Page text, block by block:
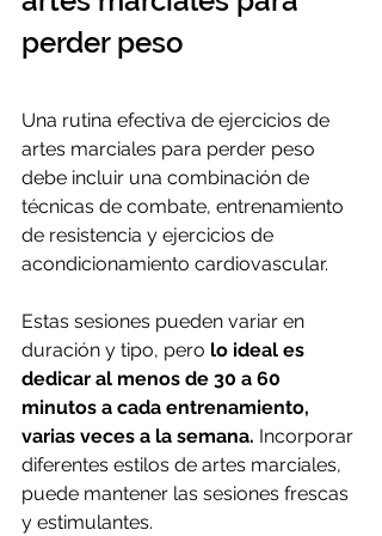
perder peso
Una rutina efectiva de ejercicios de
artes marciales para perder peso
debe incluir una combinación de
técnicas de combate, entrenamiento
de resistencia y ejercicios de
acondicionamiento cardiovascular.
Estas sesiones pueden variar en
duración y tipo, pero lo ideal es
dedicar al menos de 30 a 60
minutos a cada entrenamiento,
varias veces a la semana. Incorporar
diferentes estilos de artes marciales,
puede mantener las sesiones frescas
y estimulantes.